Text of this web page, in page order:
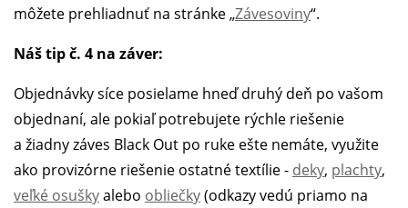
môžete prehliadnuť na stránke „Závesoviny“.
Náš tip č. 4 na záver:
Objednávky síce posielame hneď druhý deň po vašom
objednaní, ale pokiaľ potrebujete rýchle riešenie
a žiadny záves Black Out po ruke ešte nemáte, využite
ako provizórne riešenie ostatné textílie - deky, plachty,
veľké osuškyalebo obliečky(odkazy vedú priamo na